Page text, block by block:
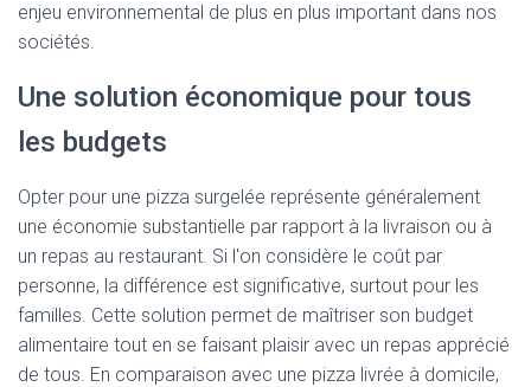
enjeu environnemental de plus en plus important dans nos
sociétés.
Une solution économique pour tous
les budgets
Opter pour une pizza surgelée représente généralement
une économie substantielle par rapport à la livraison ou à
un repas au restaurant. Si l'on considère le coût par
personne, la différence est significative, surtout pour les
familles. Cette solution permet de maîtriser son budget
alimentaire tout en se faisant plaisir avec un repas apprécié
de tous. En comparaison avec une pizza livrée à domicile,